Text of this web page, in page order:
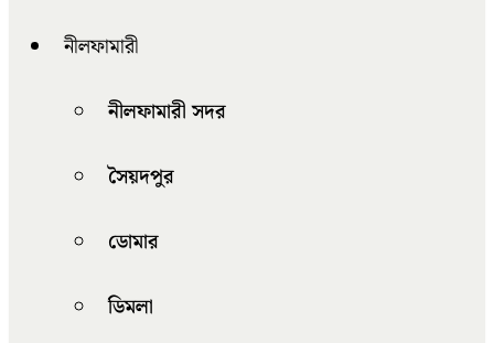
নীলফামারী
নীলফামারী সদর
সৈয়দপুর
ডোমার
ডিমলা